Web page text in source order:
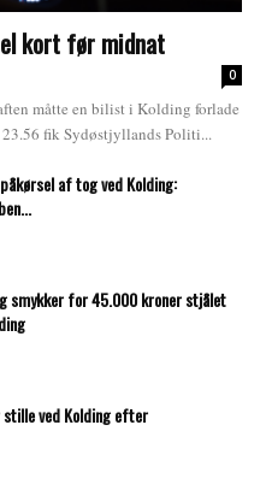
kort før midnat
0
måtte en bilist i Kolding forlade
fik Sydøstjyllands Politi...
af tog ved Kolding:
smykker for 45.000 kroner stjålet
ved Kolding efter